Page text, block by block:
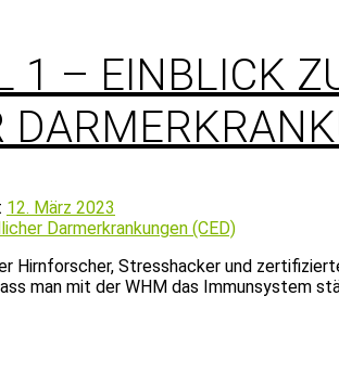
1 – EINBLICK
12. März 2023
Hirnforscher, Stresshacker und
man mit der WHM das Immunsystem